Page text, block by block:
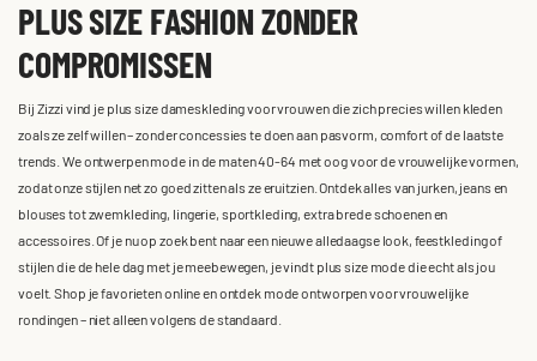
PLUS SIZE FASHION ZONDER
COMPROMISSEN
Bij Zizzi vind je plus size dameskleding voor vrouwen die zich precies willen kleden
zoals ze zelf willen – zonder concessies te doen aan pasvorm, comfort of de laatste
trends. We ontwerpen mode in de maten 40-64 met oog voor de vrouwelijke vormen,
zodat onze stijlen net zo goed zitten als ze eruitzien. Ontdek alles van jurken, jeans en
blouses tot zwemkleding, lingerie, sportkleding, extra brede schoenen en
accessoires. Of je nu op zoek bent naar een nieuwe alledaagse look, feestkleding of
stijlen die de hele dag met je meebewegen, je vindt plus size mode die echt als jou
voelt. Shop je favorieten online en ontdek mode ontworpen voor vrouwelijke
rondingen – niet alleen volgens de standaard.